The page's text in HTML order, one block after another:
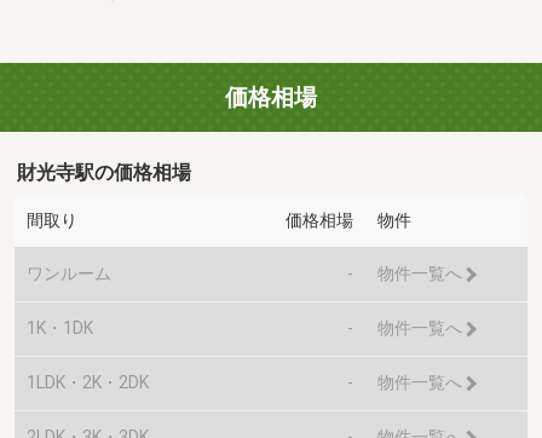
価格相場
財光寺駅の価格相場
間取り 価格相場 物件
ワンルーム - 物件一覧へ
1K・1DK - 物件一覧へ
1LDK・2K・2DK - 物件一覧へ